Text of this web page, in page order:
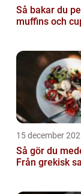
Så bakar du
muffins och
15 december
Så gör du
Från grekisk